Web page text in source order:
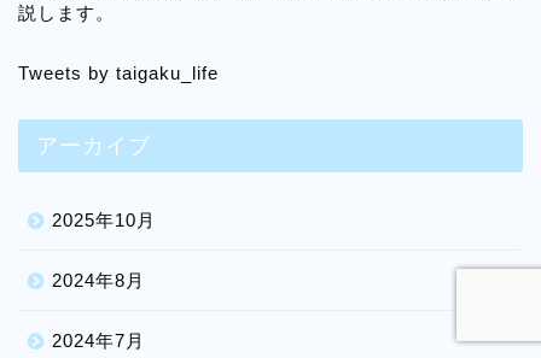
説します。
Tweets by taigaku_life
アーカイブ
2025年10月
2024年8月
2024年7月